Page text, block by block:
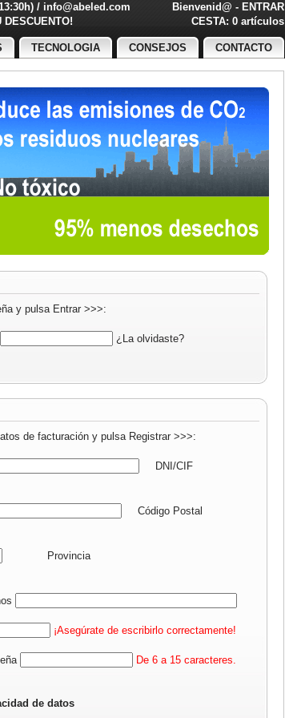
/ info@abeled.com Bienvenid@ - ENTRAR
TU DESCUENTO!
CESTA: 0 artículos
TECNOLOGIA CONSEJOS CONTACTO
y pulsa Entrar >>>:
¿La olvidaste?
de facturación y pulsa Registrar >>>:
DNI/CIF
Código Postal
Provincia
¡Asegúrate de escribirlo correctamente!
De 6 a 15 caracteres.
de datos